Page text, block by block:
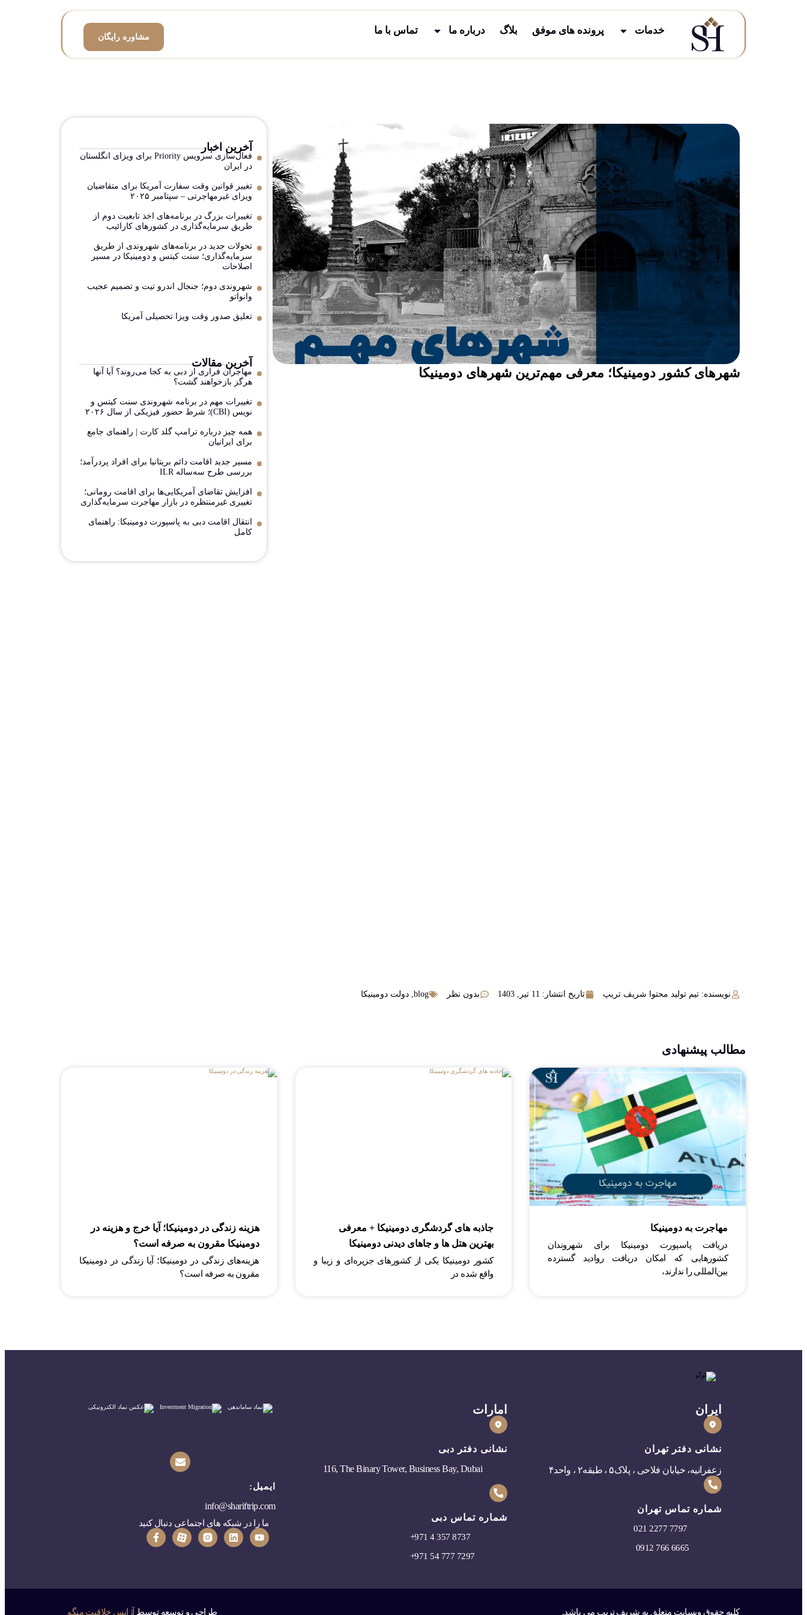
خدمات پرونده های موفق بلاگ درباره ما تماس با ما
مشاوره رایگان
شهرهای کشور دومینیکا؛ معرفی مهم‌ترین شهرهای دومینیکا
نویسنده: تیم تولید محتوا شریف تریپ تاریخ انتشار: 11 تیر, 1403 بدون نظر blog
, دولت دومینیکا
آخرین اخبار
فعال‌سازی سرویس Priority برای ویزای انگلستان
در ایران
تغییر قوانین وقت سفارت آمریکا برای متقاضیان
ویزای غیرمهاجرتی – سپتامبر ۲۰۲۵
تغییرات بزرگ در برنامه‌های اخذ تابعیت دوم از
طریق سرمایه‌گذاری در کشورهای کارائیب
تحولات جدید در برنامه‌های شهروندی از طریق
سرمایه‌گذاری؛ سنت کیتس و دومینیکا در مسیر
اصلاحات
شهروندی دوم؛ جنجال اندرو تیت و تصمیم عجیب
وانواتو
تعلیق صدور وقت ویزا تحصیلی آمریکا
آخرین مقالات
مهاجران فراری از دبی به کجا می‌روند؟ آیا آنها
هرگز بازخواهند گشت؟
تغییرات مهم در برنامه شهروندی سنت کیتس و
نویس (CBI)؛ شرط حضور فیزیکی از سال ۲۰۲۶
همه چیز درباره ترامپ گلد کارت | راهنمای جامع
برای ایرانیان
مسیر جدید اقامت دائم بریتانیا برای افراد پردرآمد؛
بررسی طرح سه‌ساله ILR
افزایش تقاضای آمریکایی‌ها برای اقامت رومانی؛
تغییری غیرمنتظره در بازار مهاجرت سرمایه‌گذاری
انتقال اقامت دبی به پاسپورت دومینیکا: راهنمای
کامل
مطالب پیشنهادی
مهاجرت به دومینیکا
دریافت پاسپورت دومینیکا برای شهروندان
کشورهایی که امکان دریافت روادید گسترده
بین‌المللی را ندارند،
جاذبه های گردشگری دومینیکا + معرفی
بهترین هتل ها و جاهای دیدنی دومینیکا
کشور دومینیکا یکی از کشورهای جزیره‌ای و زیبا و
واقع شده در
هزینه زندگی در دومینیکا؛ آیا خرج و هزینه در
دومینیکا مقرون به صرفه است؟
هزینه‌های زندگی در دومینیکا؛ آیا زندگی در دومینیکا
مقرون به صرفه است؟
ایران
نشانی دفتر تهران
زعفرانیه، خیابان فلاحی ، پلاک۵ ، طبقه۲ ، واحد۴
شماره تماس تهران
021 2277 7797
0912 766 6665
امارات
نشانی دفتر دبی
116, The Binary Tower, Business Bay, Dubai
شماره تماس دبی
+971 4 357 8737
+971 54 777 7297
ایمیل:
info@shariftrip.com
ما را در شبکه های اجتماعی دنبال کنید
کلیه حقوق وبسایت متعلق به شریف تریپ می باشد. طراحی و توسعه توسط آژانس خلاقیت منگو